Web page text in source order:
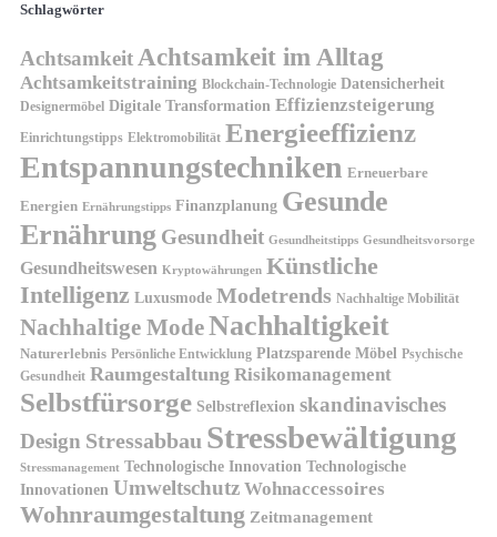
Schlagwörter
AchtsamkeitAchtsamkeit im Alltag
Achtsamkeitstraining Blockchain-Technologie Datensicherheit
Designermöbel Digitale Transformation Effizienzsteigerung
Einrichtungstipps Elektromobilität Energieeffizienz
Entspannungstechniken Erneuerbare
Energien Ernährungstipps Finanzplanung Gesunde
Ernährung Gesundheit Gesundheitstipps Gesundheitsvorsorge
Gesundheitswesen Kryptowährungen Künstliche
Intelligenz Luxusmode Modetrends Nachhaltige Mobilität
Nachhaltige ModeNachhaltigkeit
Naturerlebnis Persönliche Entwicklung Platzsparende Möbel Psychische
Gesundheit Raumgestaltung Risikomanagement
Selbstfürsorge Selbstreflexion skandinavisches
Design Stressabbau Stressbewältigung
Stressmanagement Technologische Innovation Technologische
Innovationen Umweltschutz Wohnaccessoires
Wohnraumgestaltung Zeitmanagement